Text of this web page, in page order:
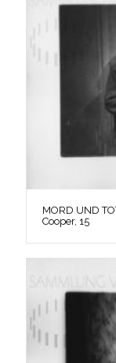
MORD UND
Cooper, 15